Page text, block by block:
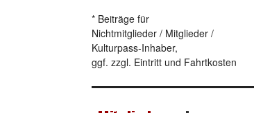
* Beiträge für
Nichtmitglieder / Mitglieder /
Kulturpass-Inhaber,
ggf. zzgl. Eintritt und Fahrtkosten